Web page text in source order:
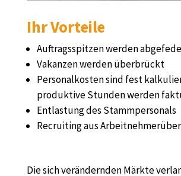
Ihr Vorteile
Auftragsspitzen werden
Vakanzen werden überbrückt
Personalkosten sind fest
produktive Stunden werden
Entlastung des Stammpersonals
Recruiting aus
Die sich verändernden Märkte